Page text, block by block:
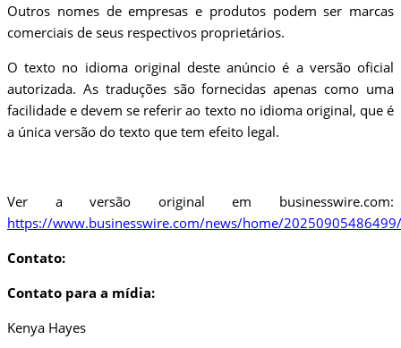
Outros nomes de empresas e produtos podem ser marcas
comerciais de seus respectivos proprietários.
O texto no idioma original deste anúncio é a versão oficial
autorizada. As traduções são fornecidas apenas como uma
facilidade e devem se referir ao texto no idioma original, que é
a única versão do texto que tem efeito legal.
Ver a versão original em businesswire.com:
https://www.businesswire.com/news/home/
Contato:
Contato para a mídia:
Kenya Hayes